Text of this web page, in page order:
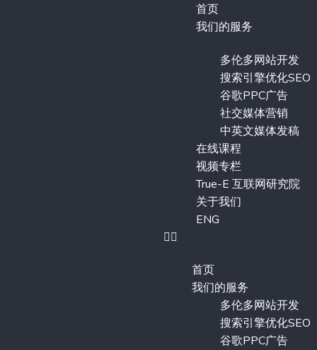
首页
我们的服务
多伦多网站开发
搜索引擎优化SEO
谷歌PPC广告
社交媒体营销
中英文媒体发稿
在线课程
视频专栏
True-E 互联网研究院
关于我们
ENG
首页
我们的服务
多伦多网站开发
搜索引擎优化SEO
谷歌PPC广告